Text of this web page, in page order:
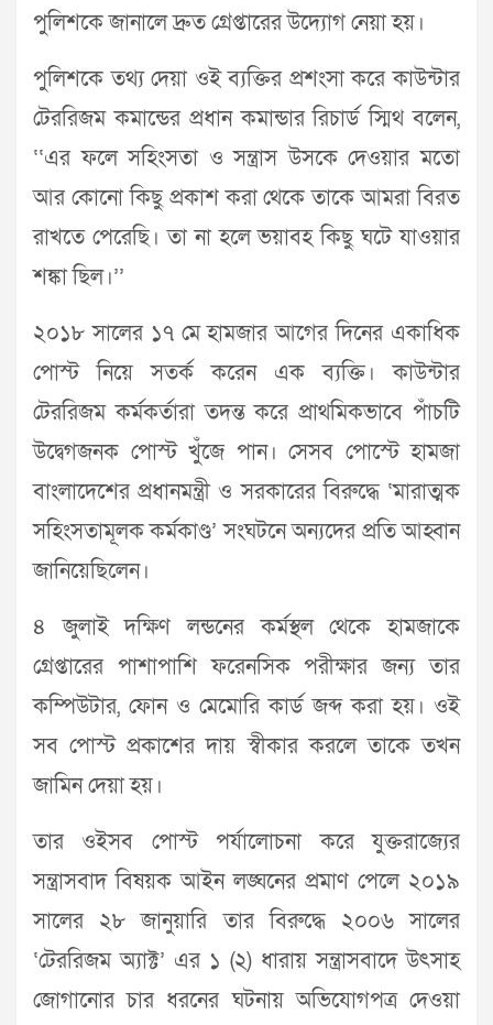
পুলিশকে জানালে দ্রুত গ্রেপ্তারের উদ্যোগ নেয়া হয়।
পুলিশকে তথ্য দেয়া ওই ব্যক্তির প্রশংসা করে কাউন্টার
টেররিজম কমান্ডের প্রধান কমান্ডার রিচার্ড স্মিথ বলেন,
‘‘এর ফলে সহিংসতা ও সন্ত্রাস উসকে দেওয়ার মতো
আর কোনো কিছু প্রকাশ করা থেকে তাকে আমরা বিরত
রাখতে পেরেছি। তা না হলে ভয়াবহ কিছু ঘটে যাওয়ার
শঙ্কা ছিল।’’
২০১৮ সালের ১৭ মে হামজার আগের দিনের একাধিক
পোস্ট নিয়ে সতর্ক করেন এক ব্যক্তি। কাউন্টার
টেররিজম কর্মকর্তারা তদন্ত করে প্রাথমিকভাবে পাঁচটি
উদ্বেগজনক পোস্ট খুঁজে পান। সেসব পোস্টে হামজা
বাংলাদেশের প্রধানমন্ত্রী ও সরকারের বিরুদ্ধে ‘মারাত্মক
সহিংসতামূলক কর্মকাণ্ড’ সংঘটনে অন্যদের প্রতি আহ্বান
জানিয়েছিলেন।
৪ জুলাই দক্ষিণ লন্ডনের কর্মস্থল থেকে হামজাকে
গ্রেপ্তারের পাশাপাশি ফরেনসিক পরীক্ষার জন্য তার
কম্পিউটার, ফোন ও মেমোরি কার্ড জব্দ করা হয়। ওই
সব পোস্ট প্রকাশের দায় স্বীকার করলে তাকে তখন
জামিন দেয়া হয়।
তার ওইসব পোস্ট পর্যালোচনা করে যুক্তরাজ্যের
সন্ত্রাসবাদ বিষয়ক আইন লঙ্ঘনের প্রমাণ পেলে ২০১৯
সালের ২৮ জানুয়ারি তার বিরুদ্ধে ২০০৬ সালের
‘টেররিজম অ্যাক্ট’ এর ১ (২) ধারায় সন্ত্রাসবাদে উৎসাহ
জোগানোর চার ধরনের ঘটনায় অভিযোগপত্র দেওয়া